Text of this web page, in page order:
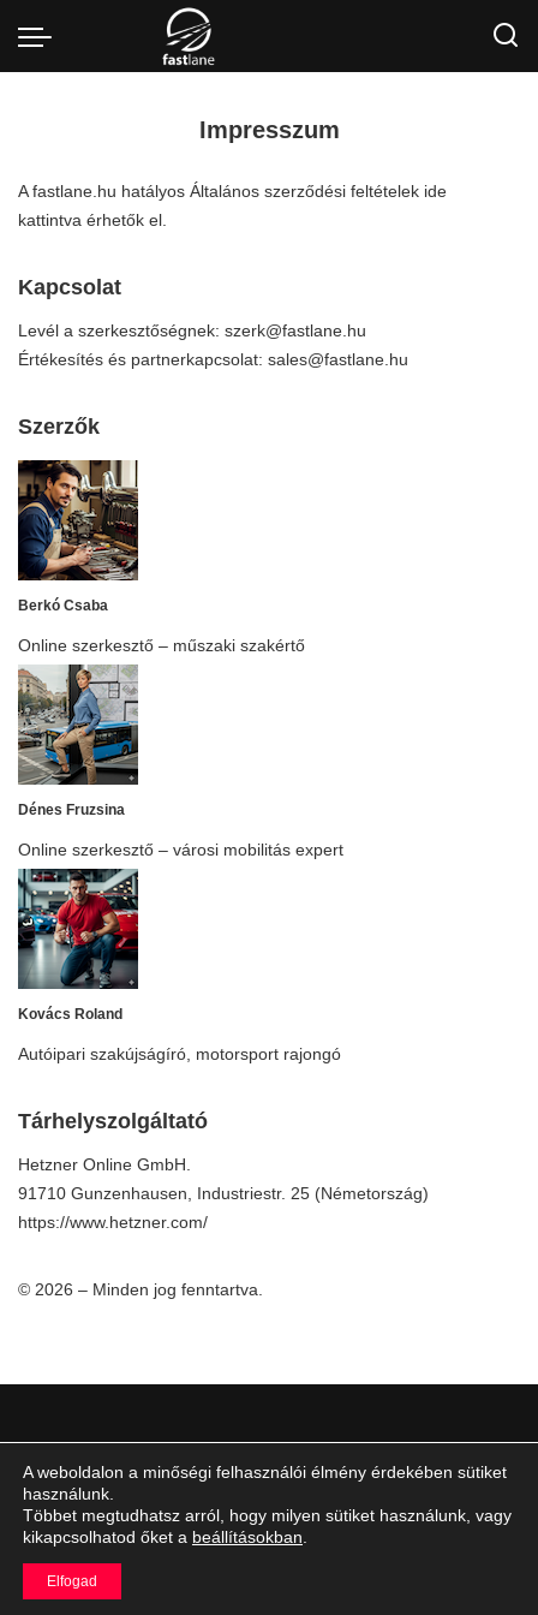
Impresszum
A fastlane.hu hatályos Általános szerződési feltételek ide
kattintva érhetők el.
Kapcsolat
Levél a szerkesztőségnek: szerk@fastlane.hu
Értékesítés és partnerkapcsolat: sales@fastlane.hu
Szerzők
Berkó Csaba
Online szerkesztő – műszaki szakértő
Dénes Fruzsina
Online szerkesztő – városi mobilitás expert
Kovács Roland
Autóipari szakújságíró, motorsport rajongó
Tárhelyszolgáltató
Hetzner Online GmbH.
91710 Gunzenhausen, Industriestr. 25 (Németország)
https://www.hetzner.com/
© 2026 – Minden jog fenntartva.
IMPRESSZUM
A weboldalon a minőségi felhasználói élmény érdekében sütiket
használunk.
Többet megtudhatsz arról, hogy milyen sütiket használunk, vagy
kikapcsolhatod őket a beállításokban
Elfogad